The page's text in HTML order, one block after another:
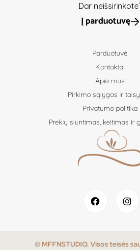
Dar
Į parduotuvę
Parduotuvė
Kontaktai
Apie mus
Pirkimo sąlygos ir
Privatumo politika
Prekių siuntimas, keitimas ir
© MFFNSTUDIO. Visos teisės